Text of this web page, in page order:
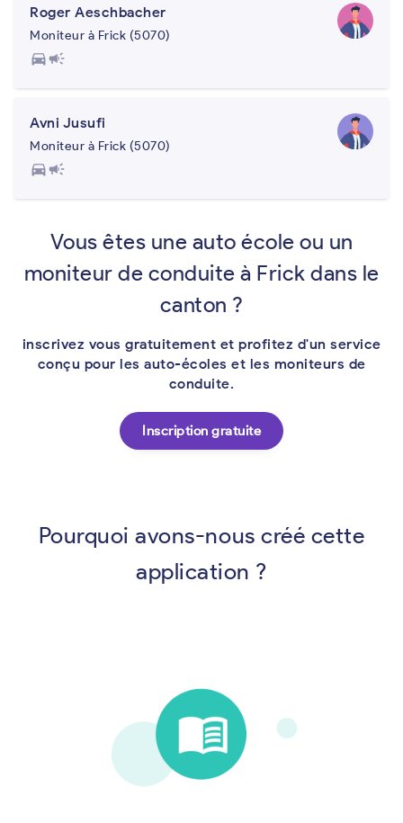
Roger Aeschbacher
Moniteur à Frick (5070)
directions_carcampaign
Avni Jusufi
Moniteur à Frick (5070)
directions_carcampaign
Vous êtes une auto école ou un
moniteur de conduite à Frick dans le
canton ?
inscrivez vous gratuitement et profitez d'un service
conçu pour les auto-écoles et les moniteurs de
conduite.
Inscription gratuite
Pourquoi avons-nous créé cette
application ?